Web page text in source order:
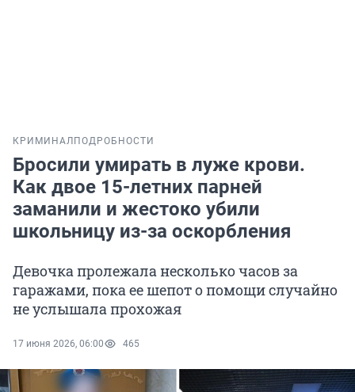
КРИМИНАЛ ПОДРОБНОСТИ
Бросили умирать в луже крови.
Как двое 15-летних парней
заманили и жестоко убили
школьницу из-за оскорбления
Девочка пролежала несколько часов за
гаражами, пока ее шепот о помощи случайно
не услышала прохожая
17 июня 2026, 06:00 465